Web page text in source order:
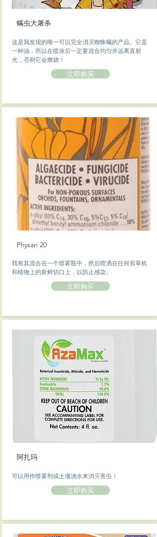
螨虫大屠杀
这是我发现的唯一可以完全消灭蜘蛛螨的产品。它是
一种油，所以在喷涂后一定要混合均匀并远离直射
光，否则它会燃烧！
立即购买
Physan 20
我将其混合在一个喷雾瓶中，然后喷洒在任何剪草机
和植物上的新鲜切口上，以防止感染。
立即购买
阿扎玛
可以用作喷雾剂或土壤浇水来消灭害虫！
立即购买